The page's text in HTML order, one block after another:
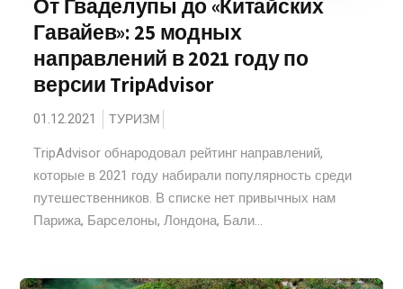
От Гваделупы до «Китайских
Гавайев»: 25 модных
направлений в 2021 году по
версии TripAdvisor
01.12.2021 ТУРИЗМ
TripAdvisor обнародовал рейтинг направлений,
которые в 2021 году набирали популярность среди
путешественников. В списке нет привычных нам
Парижа, Барселоны, Лондона, Бали...